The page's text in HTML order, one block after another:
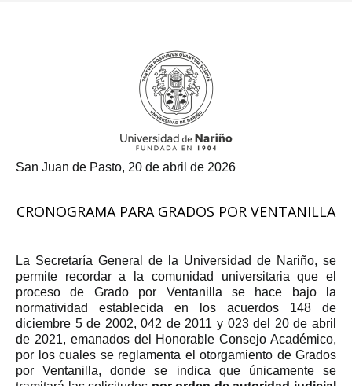
San Juan de Pasto, 20 de abril de 2026
CRONOGRAMA PARA GRADOS POR VENTANILLA
La Secretaría General de la Universidad de Nariño, se
permite recordar a la comunidad universitaria que el
proceso de Grado por Ventanilla se hace bajo la
normatividad establecida en los acuerdos 148 de
diciembre 5 de 2002, 042 de 2011 y 023 del 20 de abril
de 2021, emanados del Honorable Consejo Académico,
por los cuales se reglamenta el otorgamiento de Grados
por Ventanilla, donde se indica que únicamente se